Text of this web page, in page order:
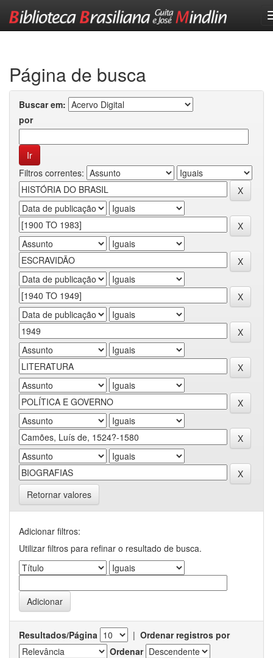
Página de busca
Buscar em:
por
Filtros correntes:
Retornar valores
Adicionar filtros:
Utilizar filtros para refinar o resultado de busca.
Resultados/Página | Ordenar registros por
Ordenar